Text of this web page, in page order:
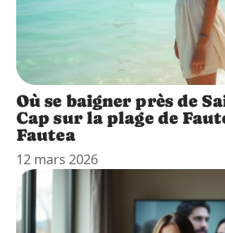
Où se baigner près de
Cap sur la plage de
Fautea
12 mars 2026